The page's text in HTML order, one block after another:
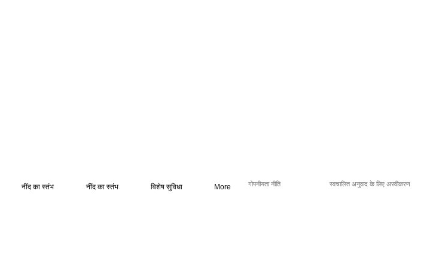
नींद का स्तंभ नींद का स्तंभ विशेष सुविधा More गोपनीयता नीति स्वचालित अनुवाद के लिए अस्वीकरण